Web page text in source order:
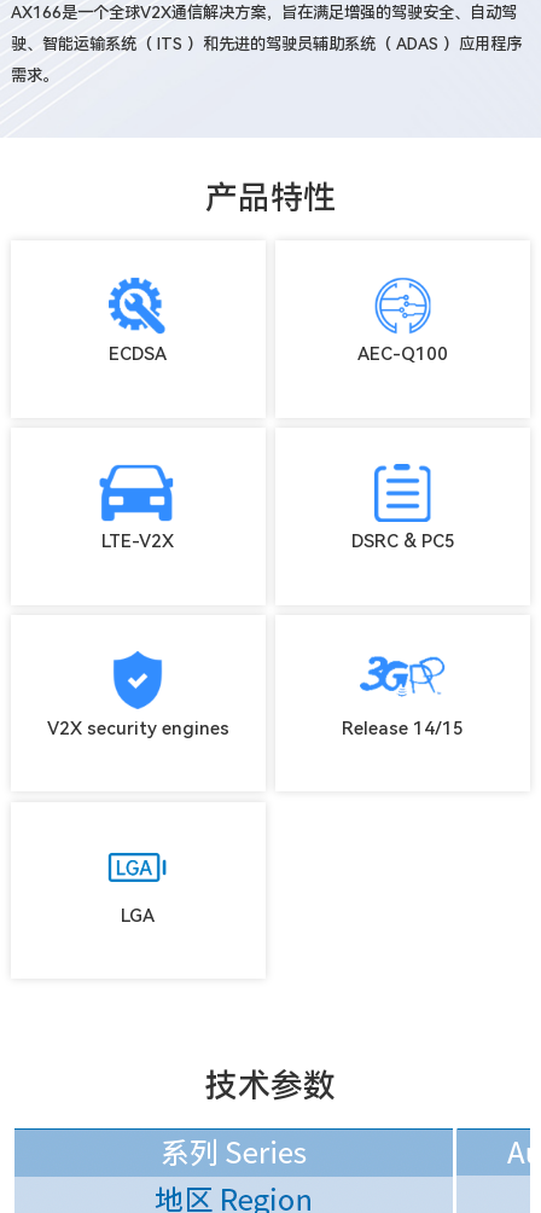
AX166是一个全球V2X通信解决方案，旨在满足增强的驾驶安全、自动驾
驶、智能运输系统（ ITS ）和先进的驾驶员辅助系统（ ADAS ）应用程序
需求。
产品特性
ECDSA AEC-Q100
LTE-V2X DSRC & PC5
V2X security engines Release 14/15
LGA
技术参数